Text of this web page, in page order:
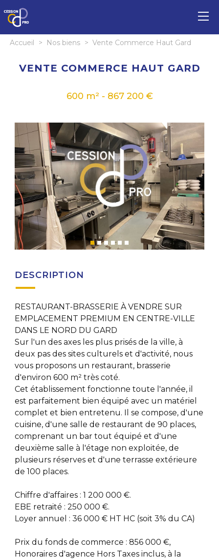
Accueil > Nos biens > Vente Commerce Haut Gard
VENTE COMMERCE HAUT GARD
600 m² - 867 200 €
DESCRIPTION
RESTAURANT-BRASSERIE À VENDRE SUR
EMPLACEMENT PREMIUM EN CENTRE-VILLE
DANS LE NORD DU GARD
Sur l'un des axes les plus prisés de la ville, à
deux pas des sites culturels et d'activité, nous
vous proposons un restaurant, brasserie
d'environ 600 m² très coté.
Cet établissement fonctionne toute l'année, il
est parfaitement bien équipé avec un matériel
complet et bien entretenu. Il se compose, d'une
cuisine, d'une salle de restaurant de 90 places,
comprenant un bar tout équipé et d'une
deuxième salle à l'étage non exploitée, de
plusieurs réserves et d'une terrasse extérieure
de 100 places.
Chiffre d'affaires : 1 200 000 €.
EBE retraité : 250 000 €.
Loyer annuel : 36 000 € HT HC (soit 3% du CA)
Prix du fonds de commerce : 856 000 €,
Honoraires d'agence Hors Taxes inclus, à la